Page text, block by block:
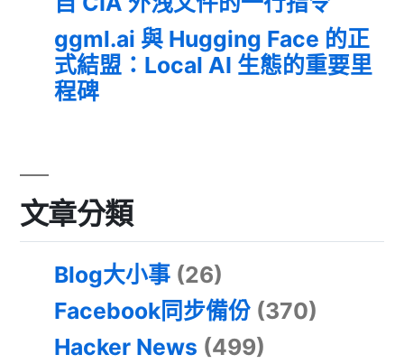
ggml.ai 與 Hugging Face 的正
式結盟：Local AI 生態的重要里
程碑
文章分類
Blog大小事 (26)
Facebook同步備份 (370)
Hacker News (499)